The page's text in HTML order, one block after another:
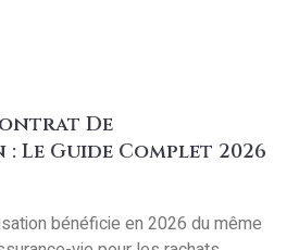
De
Le Guide Complet 2026
bénéficie en 2026 du même